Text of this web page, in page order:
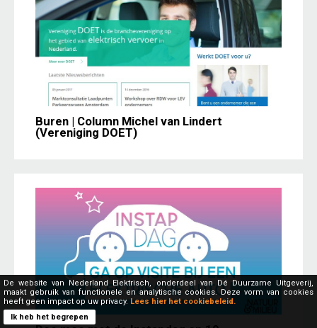
Buren | Column Michel van Lindert
(Vereniging DOET)
De website van Nederland Elektrisch, onderdeel van Dé Duurzame Uitgeverij,
maakt gebruik van functionele en analytische cookies. Deze vorm van cookies
heeft geen impact op uw privacy.Lees hier het cookiebeleid.
Ik heb het begrepen